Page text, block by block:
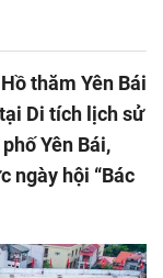
thăm Yên Bái
Di tích lịch sử
Yên Bái,
ngày hội “Bác